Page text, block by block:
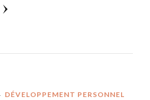
DÉVELOPPEMENT PERSONNEL